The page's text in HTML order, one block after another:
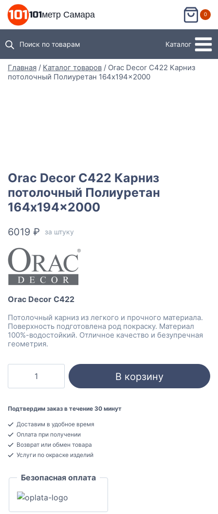
Перейти
содержимому
101метр Самара 0
Поиск по товарам Каталог
Главная / Каталог товаров / Orac Decor C422 Карниз
потолочный Полиуретан 164x194x2000
Orac Decor C422 Карниз
потолочный Полиуретан
164x194x2000
6019 ₽ за штуку
Orac Decor C422
Потолочный карниз из легкого и прочного материала.
Поверхность подготовлена род покраску. Материал
100%-водостойкий. Отличное качество и безупречная
геометрия.
Decor
Карниз
потолочный
Полиуретан
В корзину
Подтвердим заказ в течение 30 минут
Доставим в удобное время
Оплата при получении
Возврат или обмен товара
Услуги по окраске изделий
Безопасная оплата